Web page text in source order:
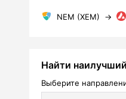
NEM (XEM) →
Найти
Выберите